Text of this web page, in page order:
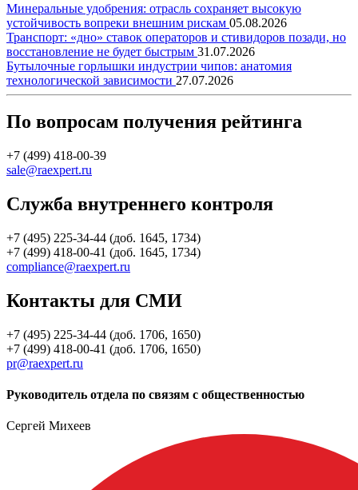
Минеральные удобрения: отрасль сохраняет высокую
устойчивость вопреки внешним рискам 05.08.2026
Транспорт: «дно» ставок операторов и стивидоров позади, но
восстановление не будет быстрым 31.07.2026
Бутылочные горлышки индустрии чипов: анатомия
технологической зависимости 27.07.2026
По вопросам получения рейтинга
+7 (499) 418-00-39
sale@raexpert.ru
Служба внутреннего контроля
+7 (495) 225-34-44 (доб. 1645, 1734)
+7 (499) 418-00-41 (доб. 1645, 1734)
compliance@raexpert.ru
Контакты для СМИ
+7 (495) 225-34-44 (доб. 1706, 1650)
+7 (499) 418-00-41 (доб. 1706, 1650)
pr@raexpert.ru
Руководитель отдела по связям с общественностью
Сергей Михеев